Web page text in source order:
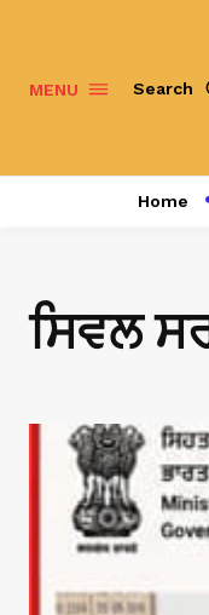
MENU Search
Home
ਸਿਵਲ